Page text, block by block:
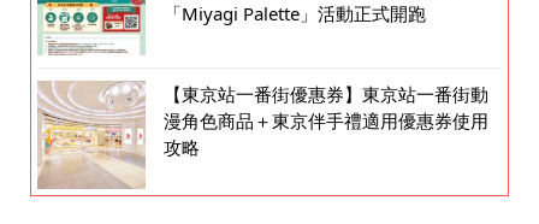
「Miyagi Palette」活動正式開跑
【東京站一番街優惠券】東京站一番街動
漫角色商品＋東京伴手禮適用優惠券使用
攻略